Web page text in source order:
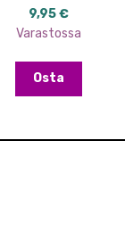
9,95€
Varastossa
Osta